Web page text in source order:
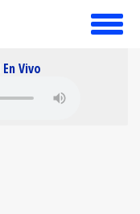
toggle
En Vivo